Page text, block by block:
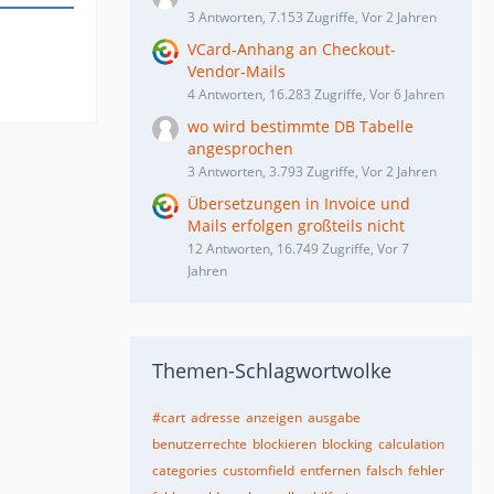
3 Antworten, 7.153 Zugriffe, Vor 2 Jahren
VCard-Anhang an Checkout-
Vendor-Mails
4 Antworten, 16.283 Zugriffe, Vor 6 Jahren
wo wird bestimmte DB Tabelle
angesprochen
3 Antworten, 3.793 Zugriffe, Vor 2 Jahren
Übersetzungen in Invoice und
Mails erfolgen großteils nicht
12 Antworten, 16.749 Zugriffe, Vor 7
Jahren
Themen-Schlagwortwolke
#cart adresse anzeigen ausgabe
benutzerrechte blockieren blocking calculation
categories customfield entfernen falsch fehler